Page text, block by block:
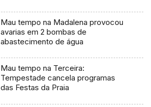
Mau tempo na Madalena provocou
avarias em 2 bombas de
abastecimento de água
Mau tempo na Terceira:
Tempestade cancela programas
das Festas da Praia